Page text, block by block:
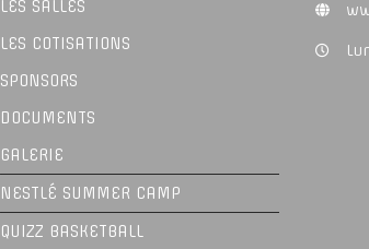
LES SALLES
LES COTISATIONS
SPONSORS
DOCUMENTS
GALERIE
NESTLÉ SUMMER CAMP
QUIZZ BASKETBALL